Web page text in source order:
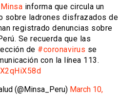
informa que circula un
sobre ladrones disfrazados de
registrado denuncias sobre
Se recuerda que las
de #coronavirus se
con la línea 113.
(@Minsa_Peru) March 10,